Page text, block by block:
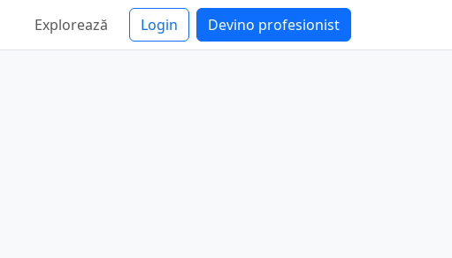
Explorează Login Devino profesionist